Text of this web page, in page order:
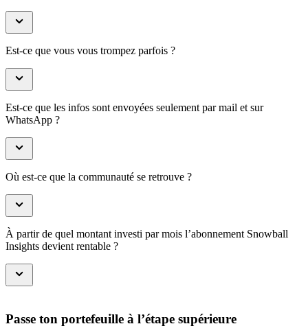
Est-ce que vous vous trompez parfois ?
Est-ce que les infos sont envoyées seulement par mail et sur
WhatsApp ?
Où est-ce que la communauté se retrouve ?
À partir de quel montant investi par mois l’abonnement Snowball
Insights devient rentable ?
Passe ton portefeuille à l’étape supérieure